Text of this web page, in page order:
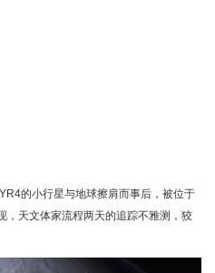
的小行星与地球擦肩而事后，被位于
，天文体家流程两天的追踪不雅测，狡